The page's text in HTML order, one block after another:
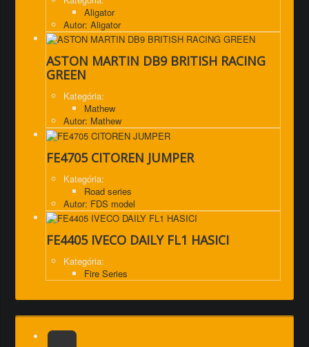
Aligator
Autor: Aligator
ASTON MARTIN DB9 BRITISH RACING
GREEN
Kategória:
Mathew
Autor: Mathew
FE4705 CITOREN JUMPER
Kategória:
Road series
Autor: FDS model
FE4405 IVECO DAILY FL1 HASICI
Kategória:
Fire Series